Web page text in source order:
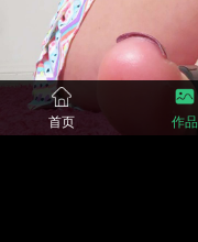
首页 作品